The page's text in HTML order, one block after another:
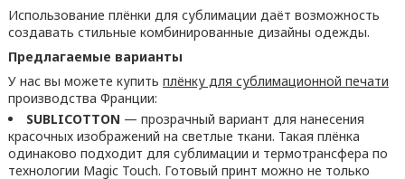
Использование плёнки для сублимации даёт возможность
создавать стильные комбинированные дизайны одежды.
Предлагаемые варианты
У нас вы можете купить плёнку для сублимационной печати
производства Франции:
SUBLICOTTON — прозрачный вариант для нанесения
красочных изображений на светлые ткани. Такая плёнка
одинаково подходит для сублимации и термотрансфера по
технологии Magic Touch. Готовый принт можно не только